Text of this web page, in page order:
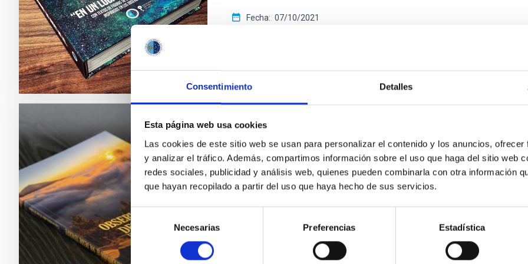
Consentimiento Detalles
Esta página web usa cookies
Las cookies de este sitio web se usan para personalizar el contenido y los anuncios,
y analizar el tráfico. Además, compartimos información sobre el uso que haga del sitio web
redes sociales, publicidad y análisis web, quienes pueden combinarla con otra información
que hayan recopilado a partir del uso que haya hecho de sus servicios.
Selección
de
consentimiento
Necesarias Preferencias Estadística
Fecha 07/10/2021
“OBSERVANDO EL SOL DESDE TENERIFE. Una
solar Manuel Vázquez Abeledo.
Las Islas Canarias, un archipiélago en medio del Atlántico. En
embargo, desde la época histórica han llamado la atención, primero a
09/12/2019